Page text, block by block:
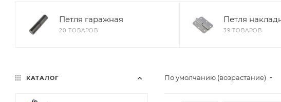
Петля гаражная
20 ТОВАРОВ
Петля
39 ТОВАРОВ
По умолчанию (возрастание)
КАТАЛОГ